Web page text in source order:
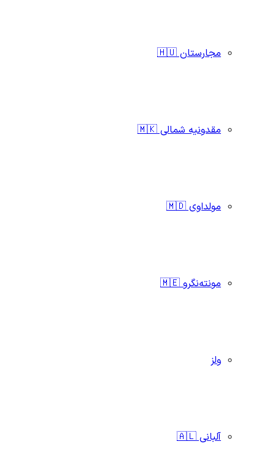
مجارستان 🇭🇺
مقدونیه شمالی 🇲🇰
مولداوی 🇲🇩
مونته‌نگرو 🇲🇪
ولز
آلبانی 🇦🇱